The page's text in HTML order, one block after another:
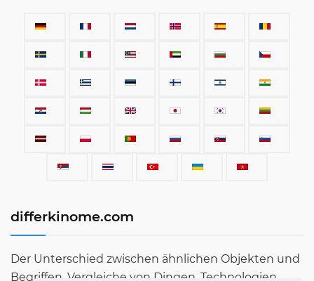
differkinome.com
Der Unterschied zwischen ähnlichen Objekten und
Begriffen. Vergleiche von Dingen, Technologien,